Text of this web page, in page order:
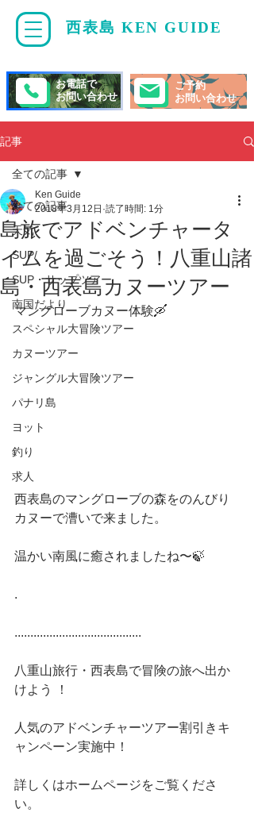
西表島 KEN GUIDE
ご予約
お問い合わせ
お電話で
お問い合わせ
記事
全ての記事
天気
SUP/
SUP・サップツアー
南国だより
スペシャル大冒険ツアー
カヌーツアー
ジャングル大冒険ツアー
パナリ島
ヨット
釣り
求人
全ての記事
島旅でアドベンチャータ
イムを過ごそう！八重山諸
島・西表島カヌーツアー
Ken Guide
2018年3月12日 読了時間: 1分
マングローブカヌー体験🛶
西表島のマングローブの森をのんびり
カヌーで漕いで来ました。
温かい南風に癒されましたね〜🍃
.
........................................
八重山旅行・西表島で冒険の旅へ出か
けよう ！
人気のアドベンチャーツアー割引きキ
ャンペーン実施中！
詳しくはホームページをご覧くださ
い。